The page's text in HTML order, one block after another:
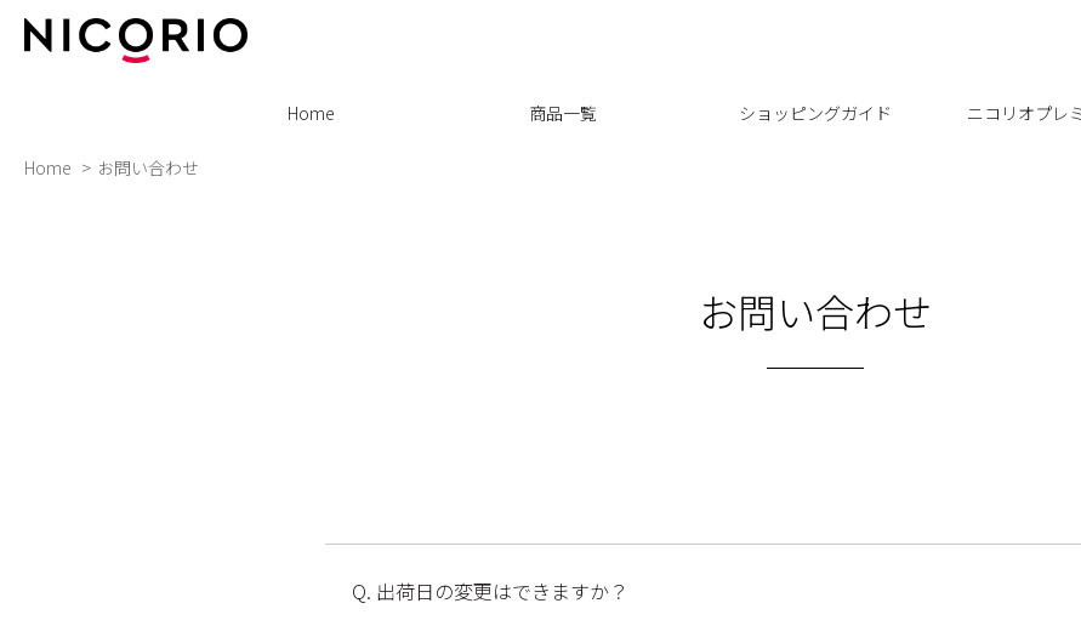
Home 商品一覧 ショッピングガイド ニコリオプレ
Home お問い合わせ
お問い合わせ
Q. 出荷日の変更はできますか？